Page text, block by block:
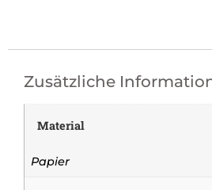
Zusätzliche
Material
Papier